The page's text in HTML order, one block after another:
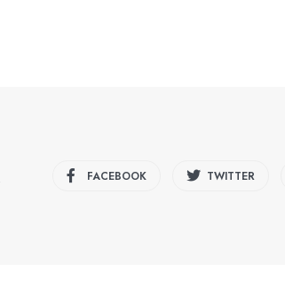
FACEBOOK TWITTER